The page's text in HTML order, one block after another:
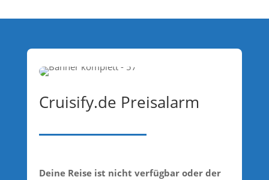
Cruisify.de Preisalarm
Deine Reise ist nicht verfügbar oder der